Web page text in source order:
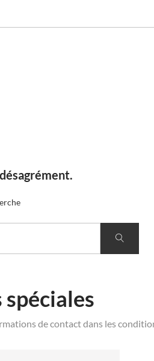
spéciales
de contact dans les